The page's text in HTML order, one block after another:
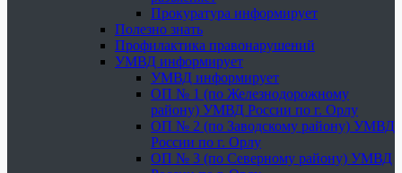
Прокуратура информирует
Полезно знать
Профилактика правонарушений
УМВД информирует
УМВД информирует
ОП № 1 (по Железнодорожному
району) УМВД России по г. Орлу
ОП № 2 (по Заводскому району) УМВД
России по г. Орлу
ОП № 3 (по Северному району) УМВД